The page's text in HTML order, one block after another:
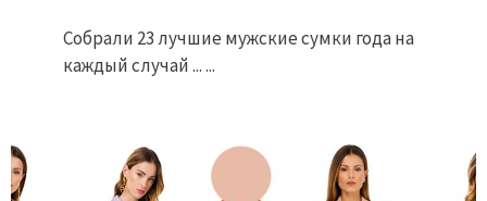
Собрали 23 лучшие мужские сумки года на
каждый случай ... ...